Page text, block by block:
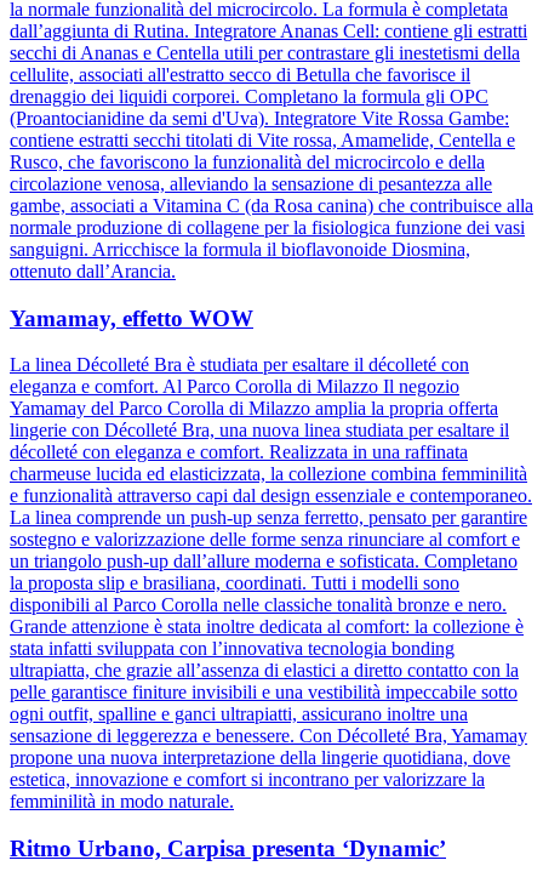
la normale funzionalità del microcircolo. La formula è completata
dall’aggiunta di Rutina. Integratore Ananas Cell: contiene gli estratti
secchi di Ananas e Centella utili per contrastare gli inestetismi della
cellulite, associati all'estratto secco di Betulla che favorisce il
drenaggio dei liquidi corporei. Completano la formula gli OPC
(Proantocianidine da semi d'Uva). Integratore Vite Rossa Gambe:
contiene estratti secchi titolati di Vite rossa, Amamelide, Centella e
Rusco, che favoriscono la funzionalità del microcircolo e della
circolazione venosa, alleviando la sensazione di pesantezza alle
gambe, associati a Vitamina C (da Rosa canina) che contribuisce alla
normale produzione di collagene per la fisiologica funzione dei vasi
sanguigni. Arricchisce la formula il bioflavonoide Diosmina,
ottenuto dall’Arancia.
Yamamay, effetto WOW
La linea Décolleté Bra è studiata per esaltare il décolleté con
eleganza e comfort. Al Parco Corolla di Milazzo Il negozio
Yamamay del Parco Corolla di Milazzo amplia la propria offerta
lingerie con Décolleté Bra, una nuova linea studiata per esaltare il
décolleté con eleganza e comfort. Realizzata in una raffinata
charmeuse lucida ed elasticizzata, la collezione combina femminilità
e funzionalità attraverso capi dal design essenziale e contemporaneo.
La linea comprende un push-up senza ferretto, pensato per garantire
sostegno e valorizzazione delle forme senza rinunciare al comfort e
un triangolo push-up dall’allure moderna e sofisticata. Completano
la proposta slip e brasiliana, coordinati. Tutti i modelli sono
disponibili al Parco Corolla nelle classiche tonalità bronze e nero.
Grande attenzione è stata inoltre dedicata al comfort: la collezione è
stata infatti sviluppata con l’innovativa tecnologia bonding
ultrapiatta, che grazie all’assenza di elastici a diretto contatto con la
pelle garantisce finiture invisibili e una vestibilità impeccabile sotto
ogni outfit, spalline e ganci ultrapiatti, assicurano inoltre una
sensazione di leggerezza e benessere. Con Décolleté Bra, Yamamay
propone una nuova interpretazione della lingerie quotidiana, dove
estetica, innovazione e comfort si incontrano per valorizzare la
femminilità in modo naturale.
Ritmo Urbano, Carpisa presenta ‘Dynamic’